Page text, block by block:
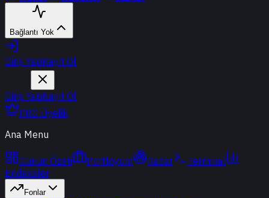
Bağlantı Yok
Giriş YapKayıt Ol
Giriş YapKayıt Ol
PRO Üyelik
Ana Menu
Günün Özeti Portföyüm Radar
Terminal
Endeksler
Fonlar